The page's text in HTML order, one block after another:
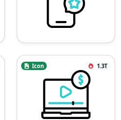
Icon 1.3T